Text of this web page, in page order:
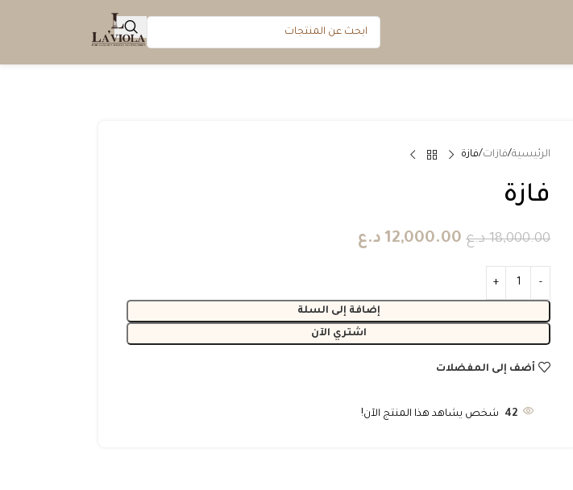
الرئيسية فازات فازة
فازة
18,000.00 د.ع 12,000.00 د.ع
إضافة إلى السلة
اشتري الآن
أضف إلى المفضلات
42 شخص يشاهد هذا المنتج الآن!